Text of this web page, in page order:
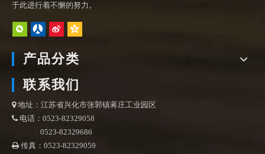
于此进行着不懈的努力。
产品分类
联系我们
地址：江苏省兴化市张郭镇蒋庄工业园区
 电话：0523-82329058
0523-82329686
 传真：0523-82329059